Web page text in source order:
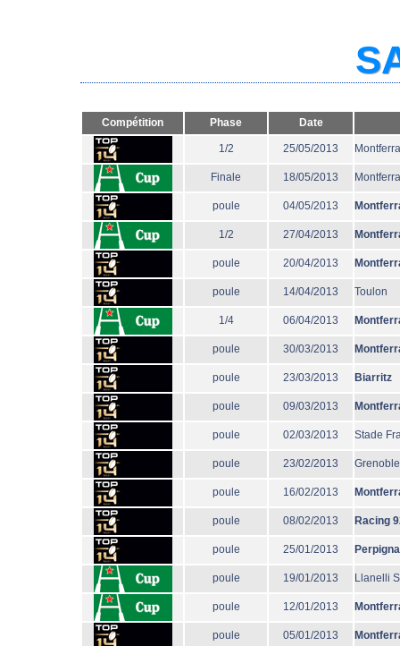
Compétition Phase Date
1/2 25/05/2013
Finale 18/05/2013
poule 04/05/2013
1/2 27/04/2013
poule 20/04/2013
poule 14/04/2013 Toulon
1/4 06/04/2013
poule 30/03/2013
poule 23/03/2013 Biarritz
poule 09/03/2013
poule 02/03/2013 Stade
poule 23/02/2013 Grenoble
poule 16/02/2013
poule 08/02/2013 Racing
poule 25/01/2013
poule 19/01/2013 Llanelli
poule 12/01/2013
poule 05/01/2013